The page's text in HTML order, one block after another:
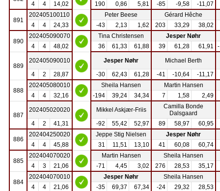
4
4 14,02 190 0,86 5,81 -85 -9,58 -11,07
891
202405100110 Peter Beese
Gérard Hêche
4
4 24,33 -43 2,13 1,62 203 33,29 38,02
890
202405090070 Tina Christensen
Jesper Nøhr
4
4 48,02 36 61,33 61,88 39 61,28 61,91
889
202405090010 Jesper Nøhr
Michael Berth
4
2 28,87 -30 62,43 61,28 -41 -10,64 -11,17
888
202405080010 Sheila Hansen
Martin Hansen
4
4 32,16 -194 39,24 34,34 7 1,58 2,49
887
202405020020 Mikkel Askjær-Friis
Camilla Bonde
Dalsgaard
4
2 41,31 -92 55,42 52,97 89 58,97 60,95
886
202404250020 Jeppe Stig Nielsen
Jesper Nøhr
4
4 45,88 31 11,51 13,10 41 60,08 60,74
885
202404070020 Martin Hansen
Sheila Hansen
4
3 21,06 -71 4,45 3,02 276 28,53 35,17
884
202404070010 Jesper Nøhr
Sheila Hansen
4
4 21,06 -35 69,37 67,34 -24 29,32 28,53